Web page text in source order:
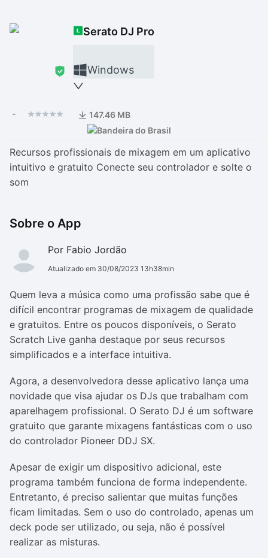
Serato DJ Pro
Windows
- 147.46 MB
Recursos profissionais de mixagem em um aplicativo
intuitivo e gratuito Conecte seu controlador e solte o
som
Sobre o App
Por Fabio Jordão
Atualizado em 30/08/2023 13h38min
Quem leva a música como uma profissão sabe que é
difícil encontrar programas de mixagem de qualidade
e gratuitos. Entre os poucos disponíveis, o Serato
Scratch Live ganha destaque por seus recursos
simplificados e a interface intuitiva.
Agora, a desenvolvedora desse aplicativo lança uma
novidade que visa ajudar os DJs que trabalham com
aparelhagem profissional. O Serato DJ é um software
gratuito que garante mixagens fantásticas com o uso
do controlador Pioneer DDJ SX.
Apesar de exigir um dispositivo adicional, este
programa também funciona de forma independente.
Entretanto, é preciso salientar que muitas funções
ficam limitadas. Sem o uso do controlado, apenas um
deck pode ser utilizado, ou seja, não é possível
realizar as misturas.